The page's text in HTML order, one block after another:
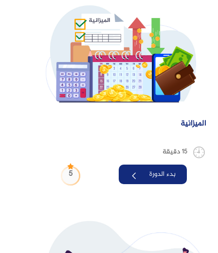
15 دقيقة
الميزانية
بدء الدورة 5